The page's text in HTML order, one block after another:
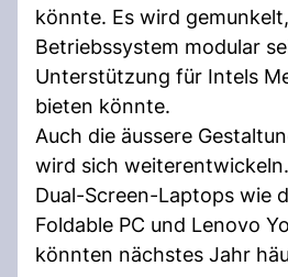
könnte. Es wird
Betriebssystem modular
Unterstützung für Intels
bieten könnte.
Auch die äussere
wird sich
Dual-Screen-Laptops wie
Foldable PC und Lenovo
könnten nächstes Jahr